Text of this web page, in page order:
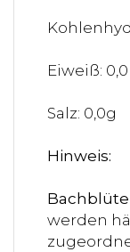
Eiweiß:
Salz: 0,0g
Hinweis:
werden